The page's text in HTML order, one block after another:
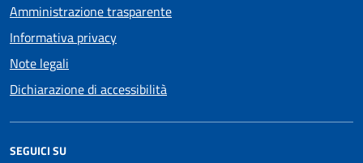
Amministrazione trasparente
Informativa privacy
Note legali
Dichiarazione di accessibilità
SEGUICI SU